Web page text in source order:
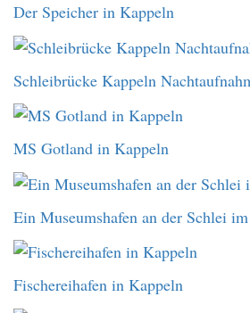
Der Speicher in Kappeln
Schleibrücke Kappeln
MS Gotland in Kappeln
Ein Museumshafen an der Schlei
Fischereihafen in Kappeln